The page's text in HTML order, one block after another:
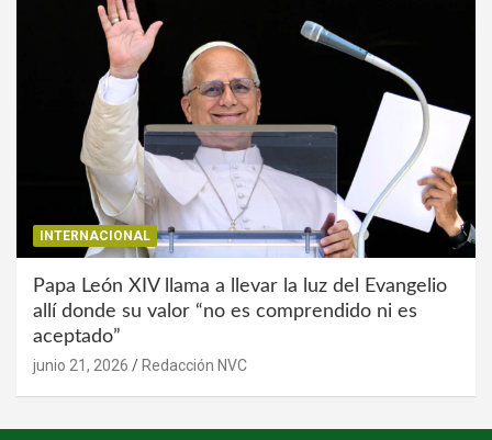
INTERNACIONAL
Papa León XIV llama a llevar la luz del Evangelio
allí donde su valor “no es comprendido ni es
aceptado”
junio 21, 2026 Redacción NVC